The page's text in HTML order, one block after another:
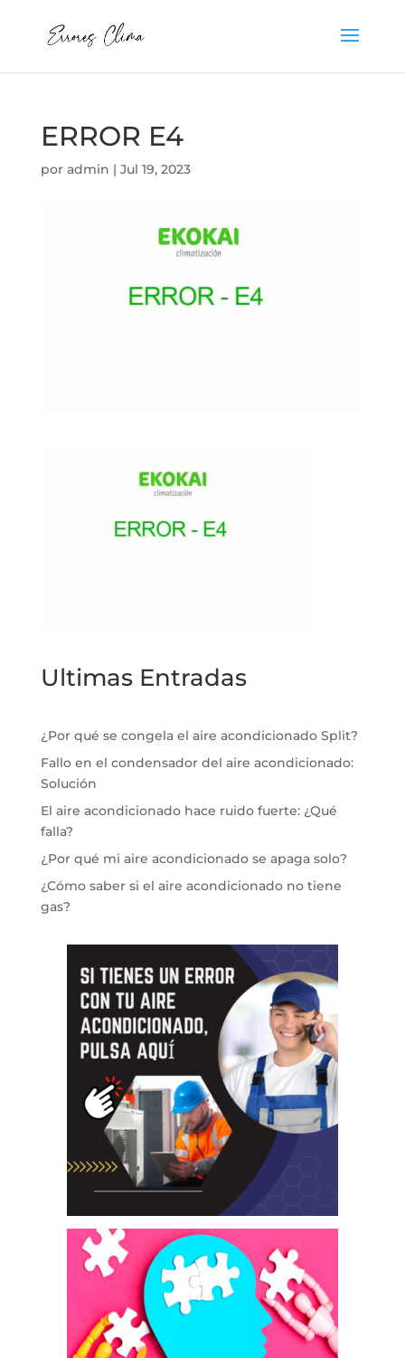
ERROR E4
por admin | Jul 19, 2023
Ultimas Entradas
¿Por qué se congela el aire acondicionado Split?
Fallo en el condensador del aire acondicionado:
Solución
El aire acondicionado hace ruido fuerte: ¿Qué
falla?
¿Por qué mi aire acondicionado se apaga solo?
¿Cómo saber si el aire acondicionado no tiene
gas?